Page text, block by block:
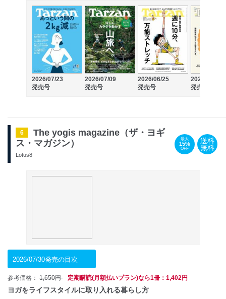
2026/07/23
発売号
2026/07/09
発売号
2026/06/25
発売号
2026/06/11
発売号
6
The yogis magazine（ザ・ヨギ
ス・マガジン）
Lotus8
最大
15%
OFF
送料
無料
2026/07/30発売の目次
参考価格： 1,650円 定期購読(月額払いプラン)なら1冊：1,402円
ヨガをライフスタイルに取り入れる暮らし方